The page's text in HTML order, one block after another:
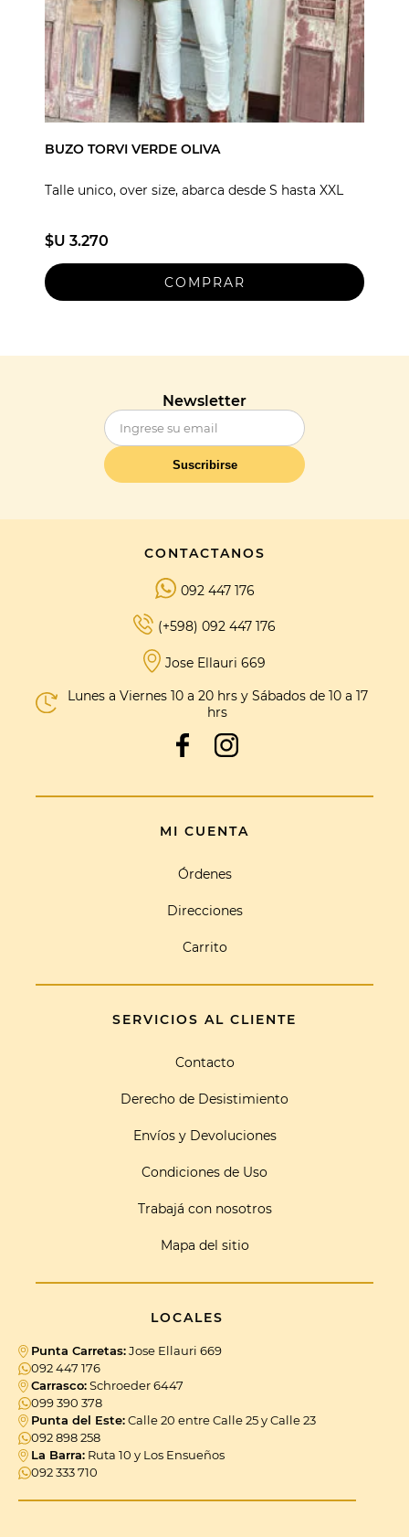
BUZO TORVI VERDE OLIVA
Talle unico, over size, abarca desde S hasta XXL
$U 3.270
Newsletter
Suscribirse
CONTACTANOS
092 447 176
(+598) 092 447 176
Jose Ellauri 669
Lunes a Viernes 10 a 20 hrs y Sábados de 10 a 17
hrs
MI CUENTA
Órdenes
Direcciones
Carrito
SERVICIOS AL CLIENTE
Contacto
Derecho de Desistimiento
Envíos y Devoluciones
Condiciones de Uso
Trabajá con nosotros
Mapa del sitio
LOCALES
Punta Carretas:Jose Ellauri 669
092 447 176
Carrasco:Schroeder 6447
099 390 378
Punta del Este:Calle 20 entre Calle 25 y Calle 23
092 898 258
La Barra: Ruta 10 y Los Ensueños
092 333 710